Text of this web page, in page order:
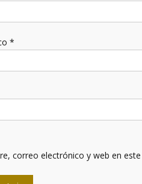
*
correo electrónico y web en